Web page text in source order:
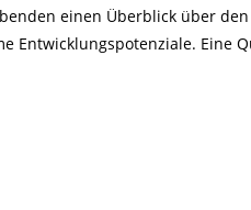
einen Überblick über
Entwicklungspotenziale. Eine